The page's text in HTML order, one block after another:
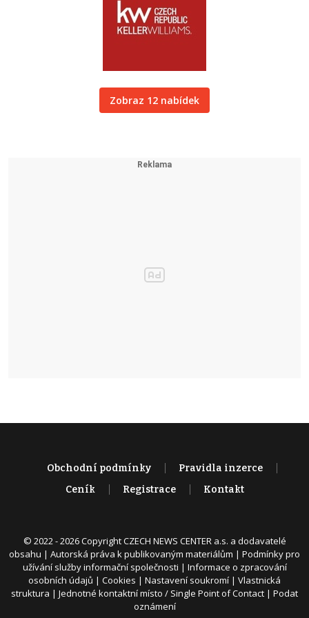
Zobraz 12 nabídek
Obchodní podmínky
Pravidla inzerce
Ceník
Registrace Kontakt
© 2022 - 2026 Copyright CZECH NEWS CENTER a.s. a dodavatelé
obsahu | Autorská práva k publikovaným materiálům | Podmínky pro
užívání služby informační společnosti | Informace o zpracování
osobních údajů | Cookies | Nastavení soukromí | Vlastnická
struktura | Jednotné kontaktní místo / Single Point of Contact | Podat
oznámení